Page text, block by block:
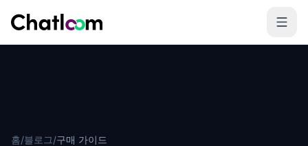
홈/블로그/구매 가이드